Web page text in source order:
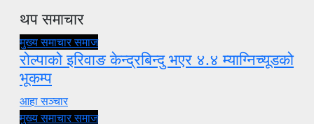
थप समाचार
मुख्य समाचारसमाज
रोल्पाको इरिवाङ केन्द्रबिन्दु भएर ४.४ म्याग्निच्यूडको
भूकम्प
आहा सञ्चार
मुख्य समाचारसमाज